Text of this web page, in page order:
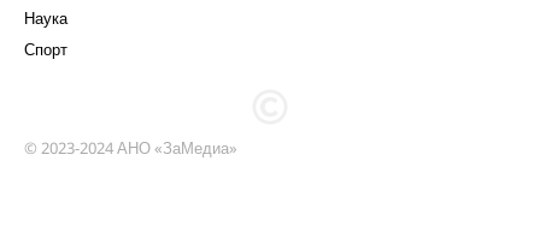
Наука
Спорт
© 2023-2024 АНО «ЗаМедиа»